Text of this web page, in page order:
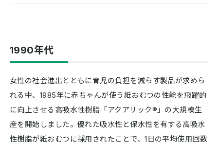
1990年代
女性の社会進出とともに育児の負担を減らす製品が求めら
れる中、1985年に赤ちゃんが使う紙おむつの性能を飛躍的
に向上させる高吸水性樹脂「アクアリック®」の大規模生
産を開始しました。優れた吸水性と保水性を有する高吸水
性樹脂が紙おむつに採用されたことで、1日の平均使用回数